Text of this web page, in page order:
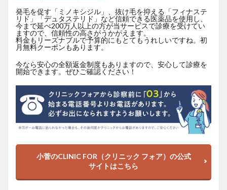
発毛を促す「ミノキシジル」、抜け毛を抑える「フィナステ
リド」「デュタステリド」など信頼できる医薬品を使用し、
今まで延べ200万人以上の方が当サービスで診療を受けてい
ますので、信頼性の高さがうかがえます。
料金もリーズナブルで予算的にもとてもうれしいですね。初
月無料クーポンもあります。
今なら安心の全額返金制度もありますので、安心して診療を
開始できます。ぜひご確認ください！
小菅のCLINIC FOR（クリニック フォア）の公式
サイトはこちら